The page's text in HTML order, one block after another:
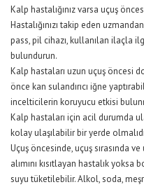
Kalp hastalığınız varsa uçuş
Hastalığınızı takip eden
pass, pil cihazı, kullanılan ilaçla
bulundurun.
Kalp hastaları uzun uçuş öncesi
önce kan sulandırıcı iğne
incelticilerin koruyucu etkisi
Kalp hastaları için acil durumda
kolay ulaşılabilir bir yerde
Uçuş öncesinde, uçuş sırasında
alımını kısıtlayan hastalık yoksa
suyu tüketilebilir. Alkol, soda,